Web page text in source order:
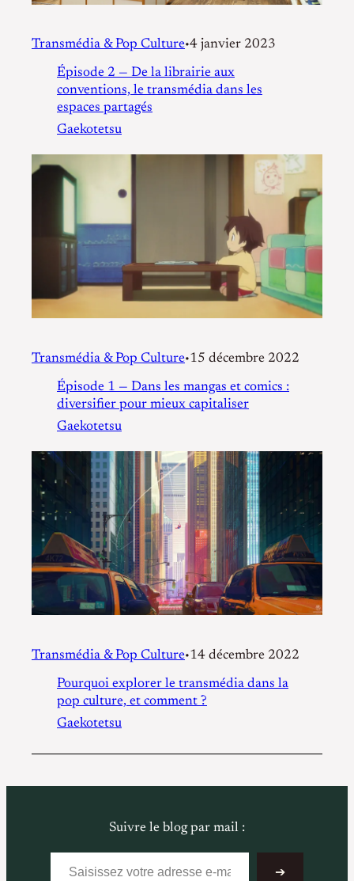
Transmédia & Pop Culture•4 janvier 2023
Épisode 2 — De la librairie aux
conventions, le transmédia dans les
espaces partagés
Gaekotetsu
Transmédia & Pop Culture•15 décembre 2022
Épisode 1 — Dans les mangas et comics :
diversifier pour mieux capitaliser
Gaekotetsu
Transmédia & Pop Culture•14 décembre 2022
Pourquoi explorer le transmédia dans la
pop culture, et comment ?
Gaekotetsu
Suivre le blog par mail :
Saisissez votre adresse e-mail…
➔